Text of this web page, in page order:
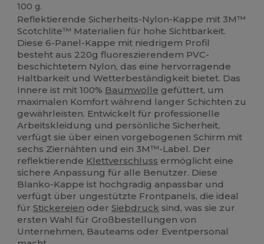
100 g.
Reflektierende Sicherheits-Nylon-Kappe mit 3M™
Scotchlite™ Materialien für hohe Sichtbarkeit.
Diese 6-Panel-Kappe mit niedrigem Profil
besteht aus 220g fluoreszierendem PVC-
beschichtetem Nylon, das eine hervorragende
Haltbarkeit und Wetterbeständigkeit bietet. Das
Innere ist mit 100% Baumwolle gefüttert, um
maximalen Komfort während langer Schichten zu
gewährleisten. Entwickelt für professionelle
Arbeitskleidung und persönliche Sicherheit,
verfügt sie über einen vorgebogenen Schirm mit
sechs Ziernähten und ein 3M™-Label. Der
reflektierende Klettverschluss ermöglicht eine
sichere Anpassung für alle Benutzer. Diese
Blanko-Kappe ist hochgradig anpassbar und
verfügt über ungestützte Frontpanels, die ideal
fürStickereien oderSiebdruck sind, was sie zur
ersten Wahl für Großbestellungen von
Unternehmen, Bauteams oder Eventpersonal